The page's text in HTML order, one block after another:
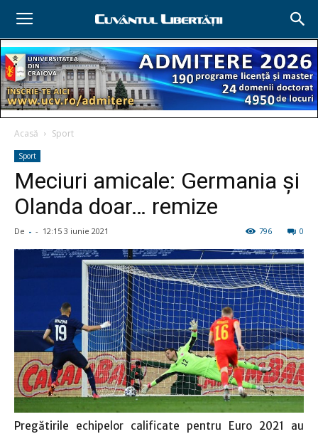
Acasă Sport
Sport
Meciuri amicale: Germania şi
Olanda doar… remize
De - - 12:15 3 iunie 2021 0
796
Pregătirile echipelor calificate pentru Euro 2021 au